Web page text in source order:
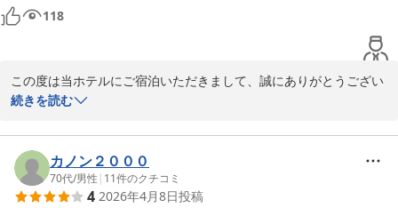
相鉄フレッサイン横浜戸塚　フロント
相鉄フレッサイン 横浜戸塚
118
この度は当ホテルにご宿泊いただきまして、誠にありがとうござい
ます。
お部屋やスタッフの対応についてご満足いただけた様で、とても嬉
しく思います。
これからもより快適にお過ごしいただけます様、スタッフ一同精進
続きを読む
カノン２０００
70代/男性 | 11件のクチコミ
4 2026年4月8日投稿